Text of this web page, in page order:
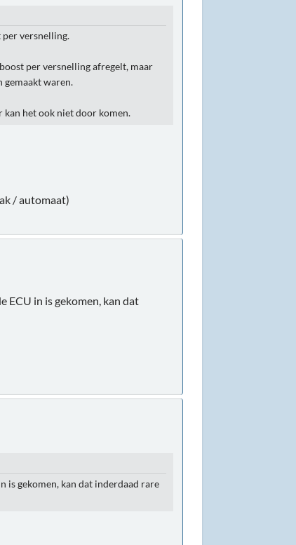
per versnelling.
per versnelling afregelt, maar
gemaakt waren.
kan het ook niet door komen.
/ automaat)
ECU in is gekomen, kan dat
is gekomen, kan dat inderdaad rare